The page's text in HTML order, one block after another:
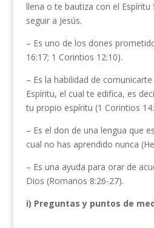
llena o te bautiza con el Espíritu
seguir a Jesús.
– Es uno de los dones
16:17; 1 Corintios 12:10).
– Es la habilidad de
Espíritu, el cual te edifica, es
tu propio espíritu (1 Corintios
– Es el don de una lengua que
cual no has aprendido nunca
– Es una ayuda para orar de
Dios (Romanos 8:26-27).
i) Preguntas y puntos de